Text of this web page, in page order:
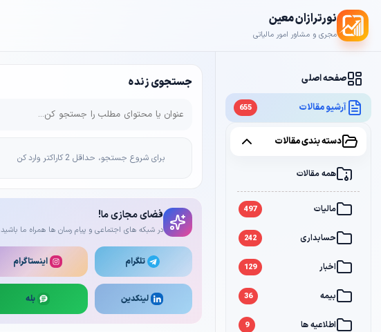
نورترازان معین
مجری و مشاور امور مالیاتی
صفحه اصلی
آرشیو مقالات 655
دسته بندی مقالات
همه مقالات
مالیات 497
حسابداری 242
اخبار 129
بیمه 36
اطلاعیه ها 9
جستجوی زنده
برای شروع جستجو، حداقل 2 کاراکتر وارد کن
فضای مجازی ما!
در شبکه های اجتماعی و پیام رسان ها همراه ما باشید
تلگرام اینستاگرام
لینکدین بله